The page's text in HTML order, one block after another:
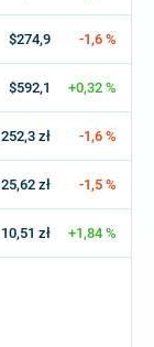
$274,9 -1,6 %
$592,1 +0,32 %
252,3 zł -1,6 %
25,62 zł -1,5 %
10,51 zł +1,84 %